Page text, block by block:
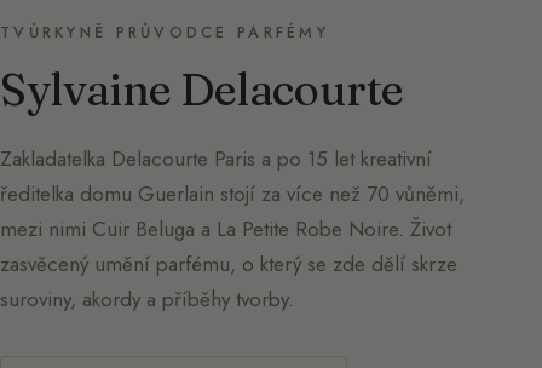
TVŮRKYNĚ PRŮVODCE PARFÉMY
Sylvaine Delacourte
Zakladatelka Delacourte Paris a po 15 let kreativní
ředitelka domu Guerlain stojí za více než 70 vůněmi,
mezi nimi Cuir Beluga a La Petite Robe Noire. Život
zasvěcený umění parfému, o který se zde dělí skrze
suroviny, akordy a příběhy tvorby.